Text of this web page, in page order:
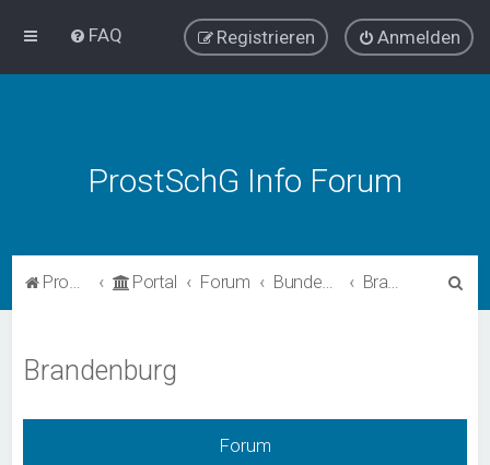
FAQ Anmelden
Registrieren
ProstSchG Info Forum
ProstSchG Portal Forum Bundesländer - Umsetzung und Erfahrungen mit ProstSchG Brandenburg
Brandenburg
Forum